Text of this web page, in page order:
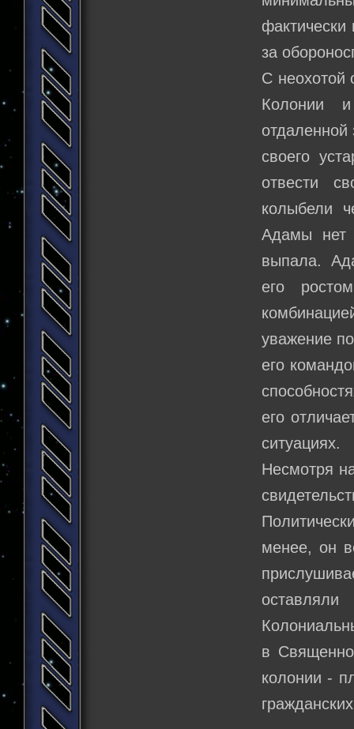
за
С неохотой
Колонии и
своего
отвести
колыбели
Адамы нет
выпала.
его
уважение
его
его
ситуациях.
Несмотря
менее, он
в
колонии -